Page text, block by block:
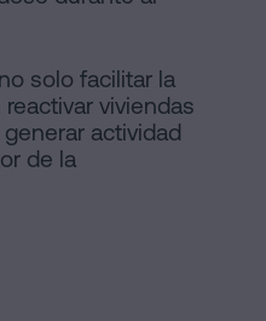
solo facilitar la
viviendas
actividad
de la